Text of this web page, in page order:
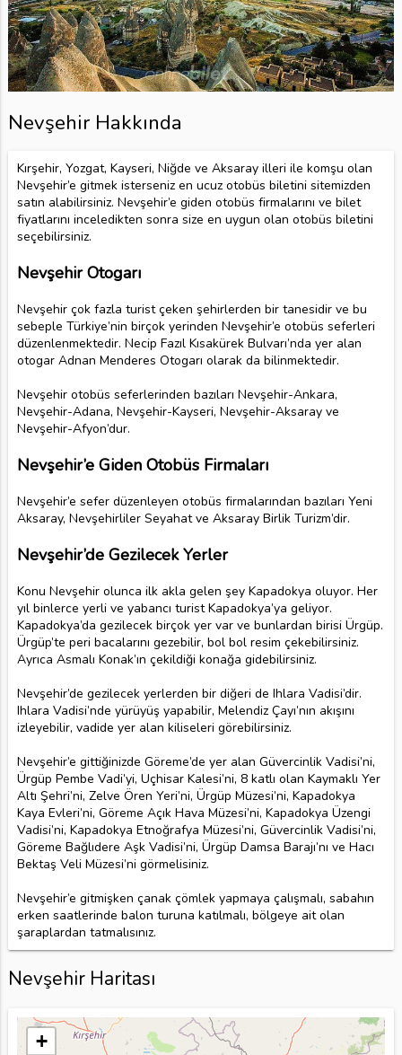
Nevşehir Hakkında
Kırşehir, Yozgat, Kayseri, Niğde ve Aksaray illeri ile komşu olan
Nevşehir’e gitmek isterseniz en ucuz otobüs biletini sitemizden
satın alabilirsiniz. Nevşehir’e giden otobüs firmalarını ve bilet
fiyatlarını inceledikten sonra size en uygun olan otobüs biletini
seçebilirsiniz.
Nevşehir Otogarı
Nevşehir çok fazla turist çeken şehirlerden bir tanesidir ve bu
sebeple Türkiye’nin birçok yerinden Nevşehir’e otobüs seferleri
düzenlenmektedir. Necip Fazıl Kısakürek Bulvarı’nda yer alan
otogar Adnan Menderes Otogarı olarak da bilinmektedir.
Nevşehir otobüs seferlerinden bazıları Nevşehir-Ankara,
Nevşehir-Adana, Nevşehir-Kayseri, Nevşehir-Aksaray ve
Nevşehir-Afyon’dur.
Nevşehir’e Giden Otobüs Firmaları
Nevşehir’e sefer düzenleyen otobüs firmalarından bazıları Yeni
Aksaray, Nevşehirliler Seyahat ve Aksaray Birlik Turizm’dir.
Nevşehir’de Gezilecek Yerler
Konu Nevşehir olunca ilk akla gelen şey Kapadokya oluyor. Her
yıl binlerce yerli ve yabancı turist Kapadokya’ya geliyor.
Kapadokya’da gezilecek birçok yer var ve bunlardan birisi Ürgüp.
Ürgüp’te peri bacalarını gezebilir, bol bol resim çekebilirsiniz.
Ayrıca Asmalı Konak’ın çekildiği konağa gidebilirsiniz.
Nevşehir’de gezilecek yerlerden bir diğeri de Ihlara Vadisi’dir.
Ihlara Vadisi’nde yürüyüş yapabilir, Melendiz Çayı’nın akışını
izleyebilir, vadide yer alan kiliseleri görebilirsiniz.
Nevşehir’e gittiğinizde Göreme’de yer alan Güvercinlik Vadisi’ni,
Ürgüp Pembe Vadi’yi, Uçhisar Kalesi’ni, 8 katlı olan Kaymaklı Yer
Altı Şehri’ni, Zelve Ören Yeri’ni, Ürgüp Müzesi’ni, Kapadokya
Kaya Evleri’ni, Göreme Açık Hava Müzesi’ni, Kapadokya Üzengi
Vadisi’ni, Kapadokya Etnoğrafya Müzesi’ni, Güvercinlik Vadisi’ni,
Göreme Bağlıdere Aşk Vadisi’ni, Ürgüp Damsa Barajı’nı ve Hacı
Bektaş Veli Müzesi’ni görmelisiniz.
Nevşehir’e gitmişken çanak çömlek yapmaya çalışmalı, sabahın
erken saatlerinde balon turuna katılmalı, bölgeye ait olan
şaraplardan tatmalısınız.
Nevşehir Haritası
+